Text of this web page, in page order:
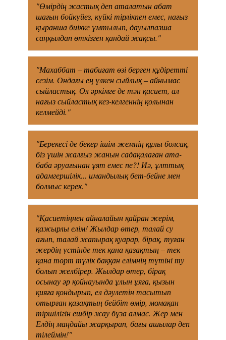
"Өмірдің жастық деп аталатын абат
шағын бойкүйез, күйкі тірлікпен емес, нағыз
қыранша биікке ұмтылып, дауылпазша
саңқылдап өткізген қандай жақсы."
"Махаббат – табиғат өзі берген құдіретті
сезім. Ондағы ең үлкен сыйлық – айнымас
сыйластық. Ол әркімге де тән қасиет, ал
нағыз сыйластық кез-келгеннің қолынан
келмейді."
"Берекесі де бекер ішім-жемнің құлы болсақ,
біз үшін жалғыз жанын садақалаған ата-
баба әруағынан ұят емес пе?! Иә, ұлттық
адамгершілік... имандылық бет-бейне мен
болмыс керек."
"Қасиетіңнен айналайын қайран жерім,
қажырлы елім! Жылдар өтер, талай су
ағып, талай жапырақ қуарар, бірақ, туған
жердің үстінде тек қана қазақтың – тек
қана төрт түлік баққан елімнің түтіні ту
болып желбірер. Жылдар өтер, бірақ
осынау әр қойнауында ұлын ұяға, қызын
қияға қондырып, ел дәулетін тасытып
отырған қазақтың бейбіт өмір, момақан
тіршілігін ешбір жау бұза алмас. Жер мен
Елдің маңдайы жарқырап, бағы ашылар деп
тілеймін!"